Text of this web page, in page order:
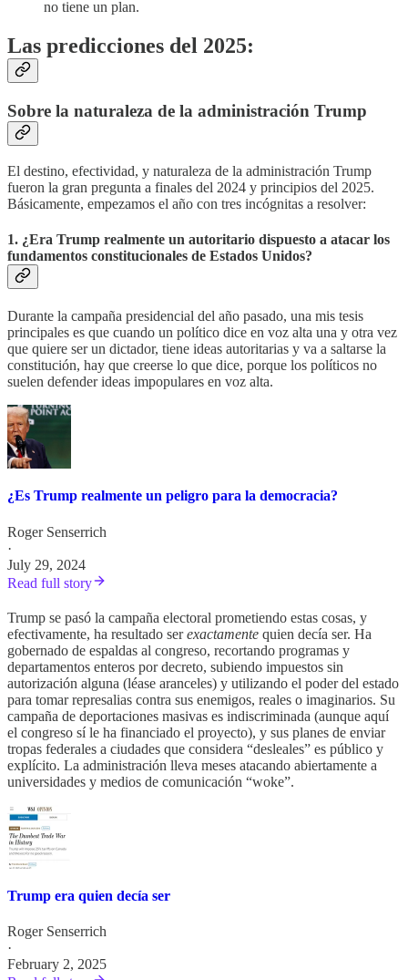
no tiene un plan.
Las predicciones del 2025:
Sobre la naturaleza de la administración Trump
El destino, efectividad, y naturaleza de la administración Trump
fueron la gran pregunta a finales del 2024 y principios del 2025.
Básicamente, empezamos el año con tres incógnitas a resolver:
1. ¿Era Trump realmente un autoritario dispuesto a atacar los
fundamentos constitucionales de Estados Unidos?
Durante la campaña presidencial del año pasado, una mis tesis
principales es que cuando un político dice en voz alta una y otra vez
que quiere ser un dictador, tiene ideas autoritarias y va a saltarse la
constitución, hay que creerse lo que dice, porque los políticos no
suelen defender ideas impopulares en voz alta.
¿Es Trump realmente un peligro para la democracia?
Roger Senserrich
·
July 29, 2024
Read full story
Trump se pasó la campaña electoral prometiendo estas cosas, y
efectivamente, ha resultado serexactamente quien decía ser. Ha
gobernado de espaldas al congreso, recortando programas y
departamentos enteros por decreto, subiendo impuestos sin
autorización alguna (léase aranceles) y utilizando el poder del estado
para tomar represalias contra sus enemigos, reales o imaginarios. Su
campaña de deportaciones masivas es indiscriminada (aunque aquí
el congreso sí le ha financiado el proyecto), y sus planes de enviar
tropas federales a ciudades que considera “desleales” es público y
explícito. La administración lleva meses atacando abiertamente a
universidades y medios de comunicación “woke”.
Trump era quien decía ser
Roger Senserrich
·
February 2, 2025